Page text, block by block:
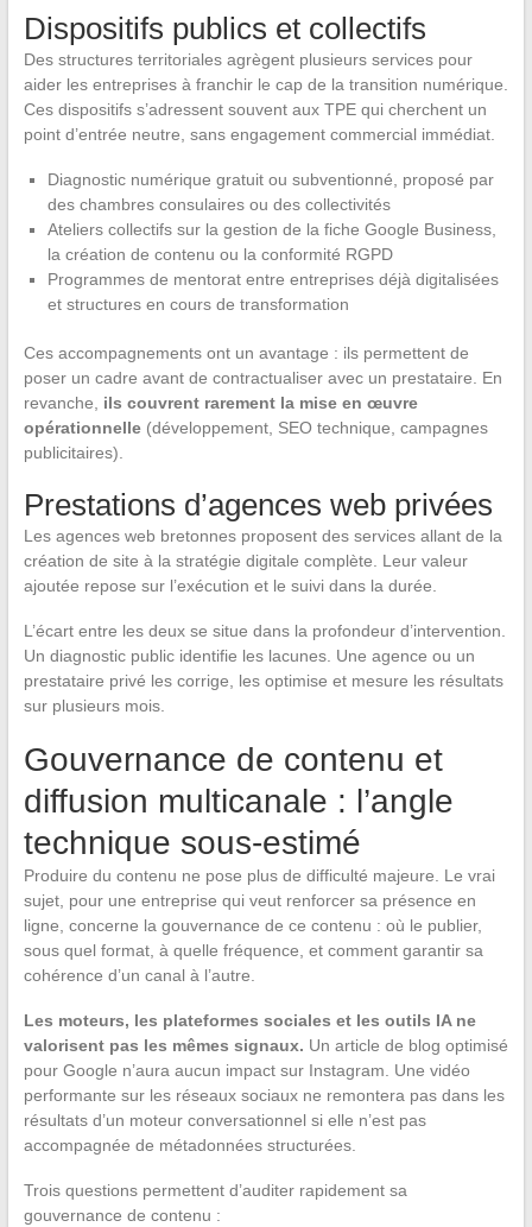
Dispositifs publics et collectifs
Des structures territoriales agrègent plusieurs services pour
aider les entreprises à franchir le cap de la transition numérique.
Ces dispositifs s’adressent souvent aux TPE qui cherchent un
point d’entrée neutre, sans engagement commercial immédiat.
Diagnostic numérique gratuit ou subventionné, proposé par
des chambres consulaires ou des collectivités
Ateliers collectifs sur la gestion de la fiche Google Business,
la création de contenu ou la conformité RGPD
Programmes de mentorat entre entreprises déjà digitalisées
et structures en cours de transformation
Ces accompagnements ont un avantage : ils permettent de
poser un cadre avant de contractualiser avec un prestataire. En
revanche, ils couvrent rarement la mise en œuvre
opérationnelle(développement, SEO technique, campagnes
publicitaires).
Prestations d’agences web privées
Les agences web bretonnes proposent des services allant de la
création de site à la stratégie digitale complète. Leur valeur
ajoutée repose sur l’exécution et le suivi dans la durée.
L’écart entre les deux se situe dans la profondeur d’intervention.
Un diagnostic public identifie les lacunes. Une agence ou un
prestataire privé les corrige, les optimise et mesure les résultats
sur plusieurs mois.
Gouvernance de contenu et
diffusion multicanale : l’angle
technique sous-estimé
Produire du contenu ne pose plus de difficulté majeure. Le vrai
sujet, pour une entreprise qui veut renforcer sa présence en
ligne, concerne la gouvernance de ce contenu : où le publier,
sous quel format, à quelle fréquence, et comment garantir sa
cohérence d’un canal à l’autre.
Les moteurs, les plateformes sociales et les outils IA ne
valorisent pas les mêmes signaux. Un article de blog optimisé
pour Google n’aura aucun impact sur Instagram. Une vidéo
performante sur les réseaux sociaux ne remontera pas dans les
résultats d’un moteur conversationnel si elle n’est pas
accompagnée de métadonnées structurées.
Trois questions permettent d’auditer rapidement sa
gouvernance de contenu :